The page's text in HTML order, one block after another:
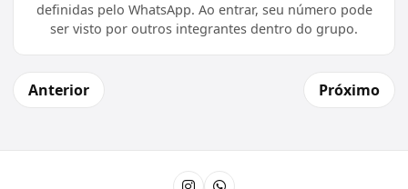
definidas pelo WhatsApp. Ao entrar, seu número pode
ser visto por outros integrantes dentro do grupo.
Anterior Próximo